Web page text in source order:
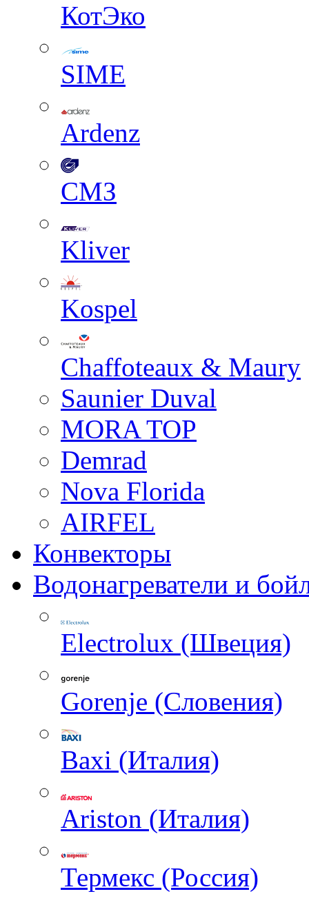
КотЭко
SIME
Ardenz
СМЗ
Kliver
Kospel
Chaffoteaux & Maury
Saunier Duval
MORA TOP
Demrad
Nova Florida
AIRFEL
Конвекторы
Водонагреватели и
Electrolux (Швеция)
Gorenje (Словения)
Baxi (Италия)
Ariston (Италия)
Термекс (Россия)